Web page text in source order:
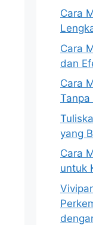
Cara
Cara
dan
Cara
Tanpa
yang
Cara
untuk